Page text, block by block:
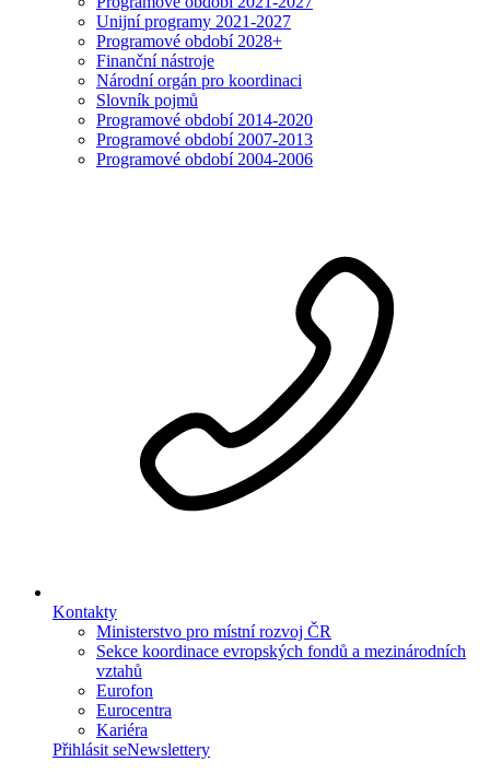
Unijní programy 2021-2027
Programové období 2028+
Finanční nástroje
Národní orgán pro koordinaci
Slovník pojmů
Programové období 2014-2020
Programové období 2007-2013
Programové období 2004-2006
Kontakty
Ministerstvo pro místní rozvoj ČR
Sekce koordinace evropských fondů a mezinárodních
vztahů
Eurofon
Eurocentra
Kariéra
Přihlásit seNewslettery